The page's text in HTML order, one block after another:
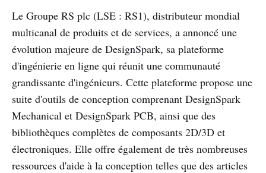
Le Groupe RS plc (LSE : RS1), distributeur mondial
multicanal de produits et de services, a annoncé une
évolution majeure de DesignSpark, sa plateforme
d'ingénierie en ligne qui réunit une communauté
grandissante d'ingénieurs. Cette plateforme propose une
suite d'outils de conception comprenant DesignSpark
Mechanical et DesignSpark PCB, ainsi que des
bibliothèques complètes de composants 2D/3D et
électroniques. Elle offre également de très nombreuses
ressources d'aide à la conception telles que des articles